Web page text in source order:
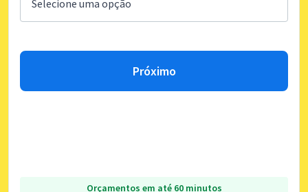
Próximo
Orçamentos em até 60 minutos